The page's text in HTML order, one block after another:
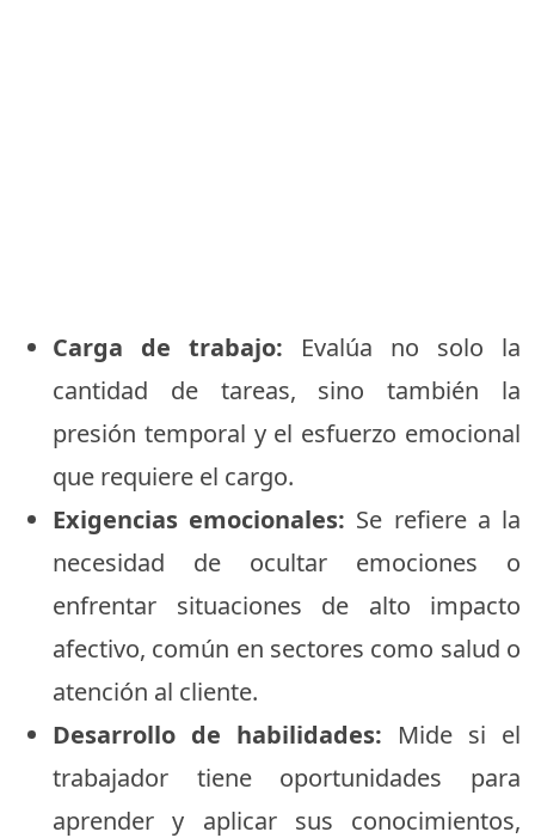
Carga de trabajo: Evalúa no solo la
cantidad de tareas, sino también la
presión temporal y el esfuerzo emocional
que requiere el cargo.
Exigencias emocionales: Se refiere a la
necesidad de ocultar emociones o
enfrentar situaciones de alto impacto
afectivo, común en sectores como salud o
atención al cliente.
Desarrollo de habilidades: Mide si el
trabajador tiene oportunidades para
aprender y aplicar sus conocimientos,